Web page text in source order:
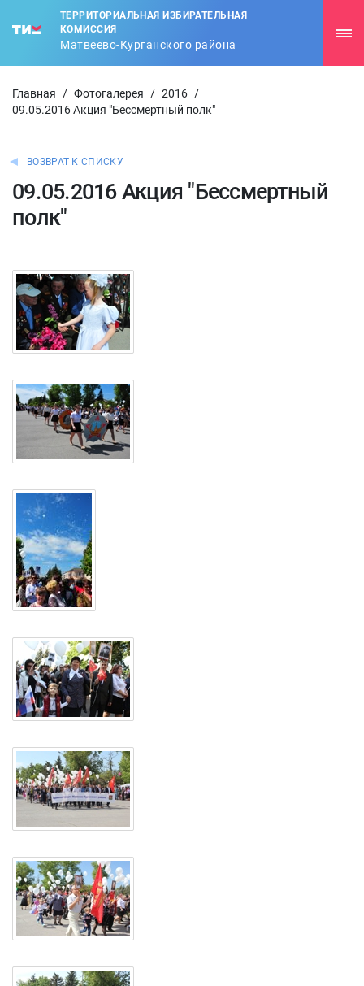
ТЕРРИТОРИАЛЬНАЯ ИЗБИРАТЕЛЬНАЯ
КОМИССИЯ
Матвеево-Курганского района
Главная / Фотогалерея / 2016 /
09.05.2016 Акция "Бессмертный полк"
ВОЗВРАТ К СПИСКУ
09.05.2016 Акция "Бессмертный
полк"